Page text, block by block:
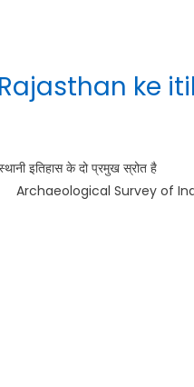
| Rajasthan ke
इतिहास के दो प्रमुख
Archaeological Survey of